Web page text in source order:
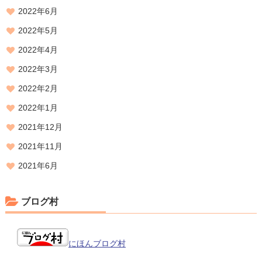
2022年6月
2022年5月
2022年4月
2022年3月
2022年2月
2022年1月
2021年12月
2021年11月
2021年6月
ブログ村
にほんブログ村